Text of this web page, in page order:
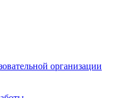
организации